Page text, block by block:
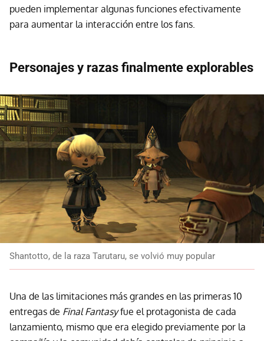
pueden implementar algunas funciones efectivamente
para aumentar la interacción entre los fans.
Personajes y razas finalmente explorables
Shantotto, de la raza Tarutaru, se volvió muy popular
Una de las limitaciones más grandes en las primeras 10
entregas de Final Fantasyfue el protagonista de cada
lanzamiento, mismo que era elegido previamente por la